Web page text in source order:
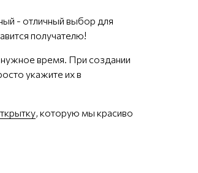
- отличный выбор для
получателю!
время. При создании
укажите их в
, которую мы красиво